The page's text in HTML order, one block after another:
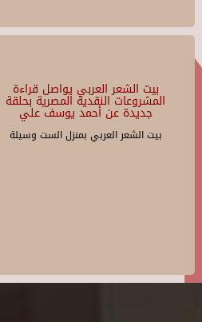
بيت الشعر العربي يواصل قراءة
المشروعات النقدية المصرية بحلقة
جديدة عن أحمد يوسف علي
بيت الشعر العربي بمنزل الست وسيلة